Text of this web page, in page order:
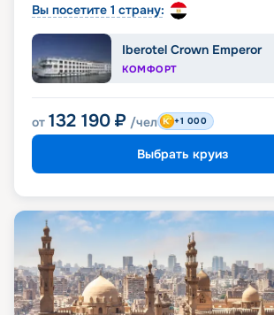
Вы посетите 1 страну:
Iberotel Crown Emperor
КОМФОРТ
от 132 190 ₽ /чел +1 000
Выбрать круиз